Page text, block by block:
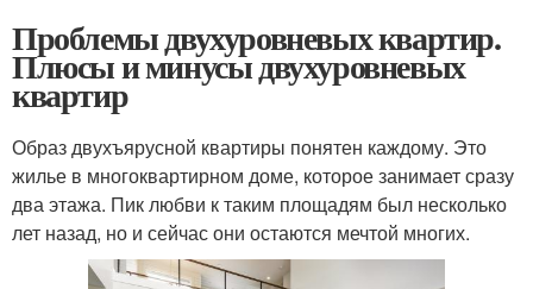
Проблемы двухуровневых квартир.
Плюсы и минусы двухуровневых
квартир
Образ двухъярусной квартиры понятен каждому. Это
жилье в многоквартирном доме, которое занимает сразу
два этажа. Пик любви к таким площадям был несколько
лет назад, но и сейчас они остаются мечтой многих.